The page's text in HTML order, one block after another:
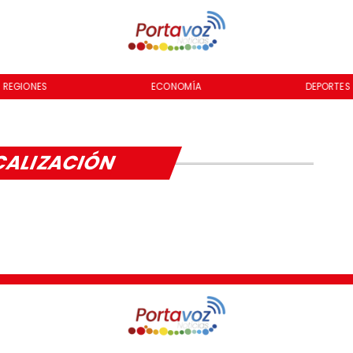
REGIONES ECONOMÍA DEPORTES